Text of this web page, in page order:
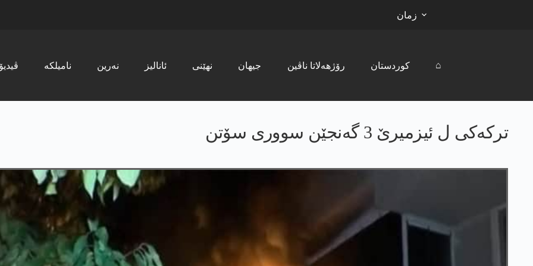
زمان
ڤیدیۆ نامیلکە نەرین ئانالیز نھێنی جیھان رۆژھەلاتا ناڤین کوردستان ⌂
ترکەکی ل ئیزمیرێ 3 گه‌نجێن سووری سۆتن